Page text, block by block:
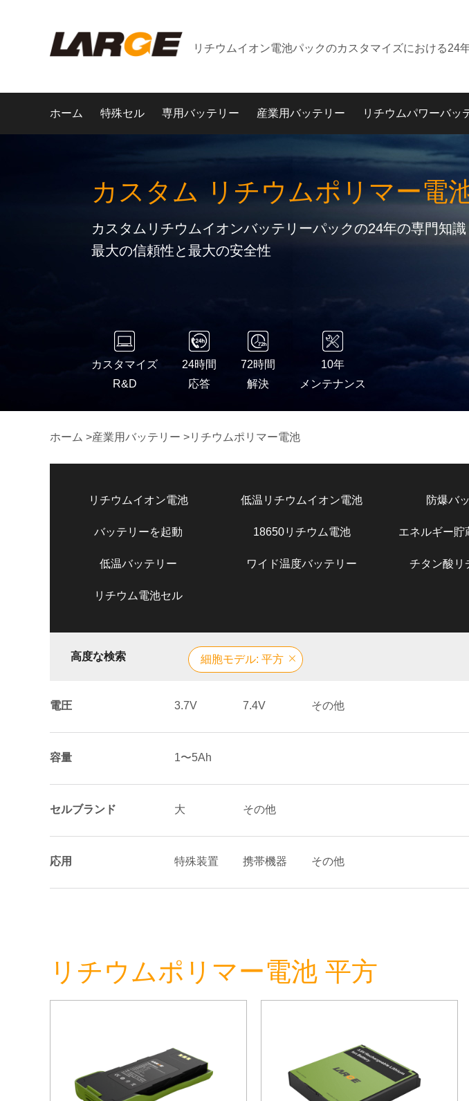
リチウムイオン電池パックのカスタマイズにおける24
ホーム 特殊セル 専用バッテリー 産業用バッテリー リチウムパワーバッ
カスタム リチウムポリマー電
カスタムリチウムイオンバッテリーパックの24年の専門知識
最大の信頼性と最大の安全性
カスタマイズ
R&D
24時間
応答
72時間
解決
10年
メンテナンス
ホーム >産業用バッテリー >リチウムポリマー電池
リチウムイオン電池 低温リチウムイオン電池 防爆バ
バッテリーを起動 18650リチウム電池 エネルギー貯
低温バッテリー ワイド温度バッテリー チタン酸リ
リチウム電池セル
高度な検索 細胞モデル: 平方
電圧 3.7V 7.4V その他
容量 1〜5Ah
セルブランド 大 その他
応用 特殊装置 携帯機器 その他
リチウムポリマー電池 平方